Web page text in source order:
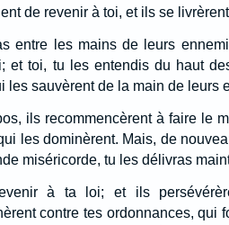
de revenir à toi, et ils se
entre les mains de leurs
et toi, tu les entendis du haut
les sauvèrent de la main de leurs
ils recommencèrent à faire le
les dominèrent. Mais, de
miséricorde, tu les délivras
à ta loi; et ils
contre tes ordonnances,